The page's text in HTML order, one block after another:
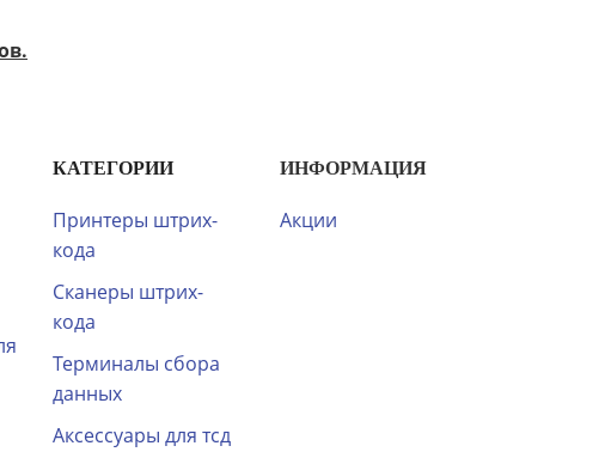
КАТЕГОРИИ
Принтеры штрих-
кода
Сканеры штрих-
кода
Терминалы сбора
данных
Аксессуары для тсд
ИНФОРМАЦИЯ
Акции